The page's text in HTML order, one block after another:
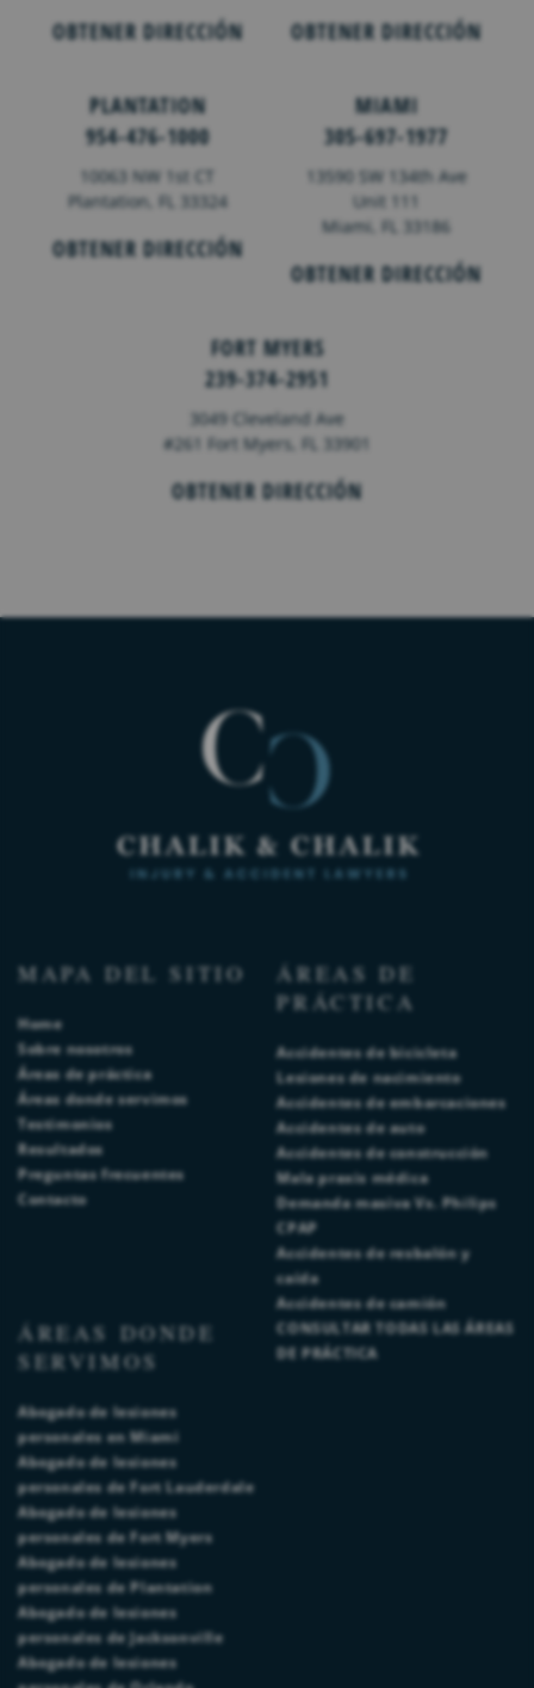
OBTENER DIRECCIÓN OBTENER DIRECCIÓN
PLANTATION
954-476-1000
10063 NW 1st CT
Plantation, FL 33324
OBTENER DIRECCIÓN
MIAMI
305-697-1977
13590 SW 134th Ave
Unit 111
Miami, FL 33186
OBTENER DIRECCIÓN
FORT MYERS
239-374-2951
3049 Cleveland Ave
#261 Fort Myers, FL 33901
OBTENER DIRECCIÓN
MAPA DEL SITIO
Home
Sobre nosotros
Áreas de práctica
Áreas donde servimos
Testimonios
Resultados
Preguntas frecuentes
Contacto
ÁREAS DE
PRÁCTICA
Accidentes de bicicleta
Lesiones de nacimiento
Accidentes de embarcaciones
Accidentes de auto
Accidentes de construcción
Mala praxis médica
Demanda masiva Vs. Philips
CPAP
Accidentes de resbalón y
caída
Accidentes de camión
CONSULTAR TODAS LAS ÁREAS
DE PRÁCTICA
ÁREAS DONDE
SERVIMOS
Abogado de lesiones
personales en Miami
Abogado de lesiones
personales de Fort Lauderdale
Abogado de lesiones
personales de Fort Myers
Abogado de lesiones
personales de Plantation
Abogado de lesiones
personales de Jacksonville
Abogado de lesiones